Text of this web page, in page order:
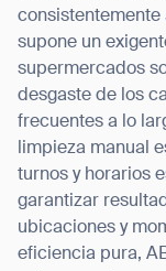
consistentemente
supone un
supermercados
desgaste de los
frecuentes a lo
limpieza manual
turnos y horarios
garantizar
ubicaciones y
eficiencia pura,